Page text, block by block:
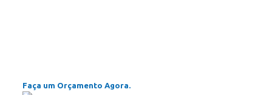
Faça um Orçamento Agora.